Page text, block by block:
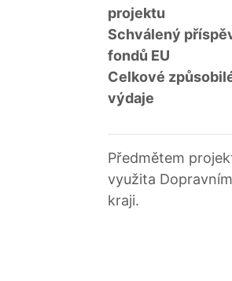
projektu
Schválený
fondů EU
Celkové
výdaje
Předmětem
využita
kraji.